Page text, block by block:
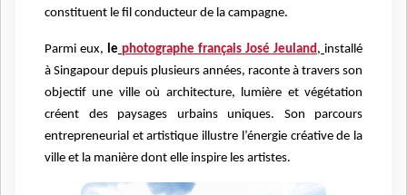
constituent le fil conducteur de la campagne.
Parmi eux, le photographe français José Jeuland, installé
à Singapour depuis plusieurs années, raconte à travers son
objectif une ville où architecture, lumière et végétation
créent des paysages urbains uniques. Son parcours
entrepreneurial et artistique illustre l’énergie créative de la
ville et la manière dont elle inspire les artistes.